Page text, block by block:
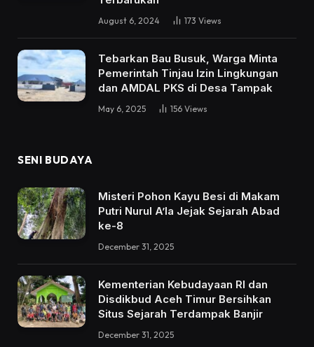
August 6, 2024 173 Views
Tebarkan Bau Busuk, Warga Minta
Pemerintah Tinjau Izin Lingkungan
dan AMDAL PKS di Desa Tampak
May 6, 2025 156 Views
SENI BUDAYA
Misteri Pohon Kayu Besi di Makam
Putri Nurul A’la Jejak Sejarah Abad
ke-8
December 31, 2025
Kementerian Kebudayaan RI dan
Disdikbud Aceh Timur Bersihkan
Situs Sejarah Terdampak Banjir
December 31, 2025